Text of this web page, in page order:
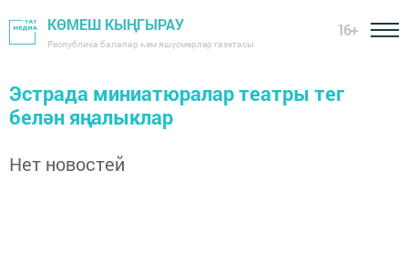
КӨМЕШ КЫҢГЫРАУ
Республика балалар һәм яшүсмерләр газетасы
16+
Эстрада миниатюралар театры тег
белән яңалыклар
Нет новостей